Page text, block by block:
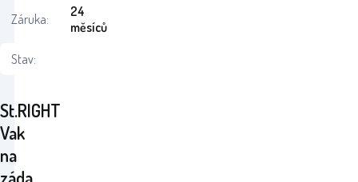
St.RIGHT
Vak
na
záda
Záruka:
24
měsíců
Stav: